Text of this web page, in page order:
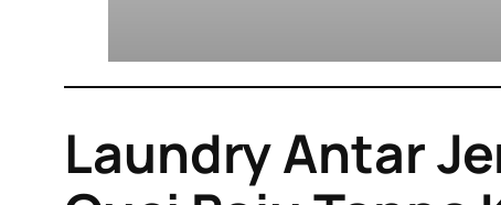
Laundry Antar